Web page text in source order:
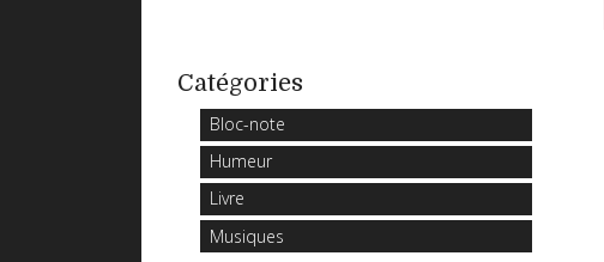
Catégories
Bloc-note
Humeur
Livre
Musiques